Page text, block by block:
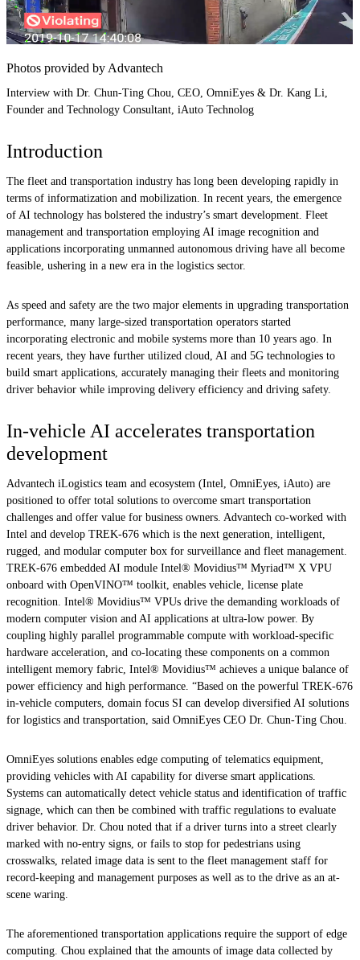
Photos provided by Advantech
Interview with Dr. Chun-Ting Chou, CEO, OmniEyes & Dr. Kang Li,
Founder and Technology Consultant, iAuto Technolog
Introduction
The fleet and transportation industry has long been developing rapidly in
terms of informatization and mobilization. In recent years, the emergence
of AI technology has bolstered the industry’s smart development. Fleet
management and transportation employing AI image recognition and
applications incorporating unmanned autonomous driving have all become
feasible, ushering in a new era in the logistics sector.
As speed and safety are the two major elements in upgrading transportation
performance, many large-sized transportation operators started
incorporating electronic and mobile systems more than 10 years ago. In
recent years, they have further utilized cloud, AI and 5G technologies to
build smart applications, accurately managing their fleets and monitoring
driver behavior while improving delivery efficiency and driving safety.
In-vehicle AI accelerates transportation
development
Advantech iLogistics team and ecosystem (Intel, OmniEyes, iAuto) are
positioned to offer total solutions to overcome smart transportation
challenges and offer value for business owners. Advantech co-worked with
Intel and develop TREK-676 which is the next generation, intelligent,
rugged, and modular computer box for surveillance and fleet management.
TREK-676 embedded AI module Intel® Movidius™ Myriad™ X VPU
onboard with OpenVINO™ toolkit, enables vehicle, license plate
recognition. Intel® Movidius™ VPUs drive the demanding workloads of
modern computer vision and AI applications at ultra-low power. By
coupling highly parallel programmable compute with workload-specific
hardware acceleration, and co-locating these components on a common
intelligent memory fabric, Intel® Movidius™ achieves a unique balance of
power efficiency and high performance. “Based on the powerful TREK-676
in-vehicle computers, domain focus SI can develop diversified AI solutions
for logistics and transportation, said OmniEyes CEO Dr. Chun-Ting Chou.
OmniEyes solutions enables edge computing of telematics equipment,
providing vehicles with AI capability for diverse smart applications.
Systems can automatically detect vehicle status and identification of traffic
signage, which can then be combined with traffic regulations to evaluate
driver behavior. Dr. Chou noted that if a driver turns into a street clearly
marked with no-entry signs, or fails to stop for pedestrians using
crosswalks, related image data is sent to the fleet management staff for
record-keeping and management purposes as well as to the drive as an at-
scene waring.
The aforementioned transportation applications require the support of edge
computing. Chou explained that the amounts of image data collected by